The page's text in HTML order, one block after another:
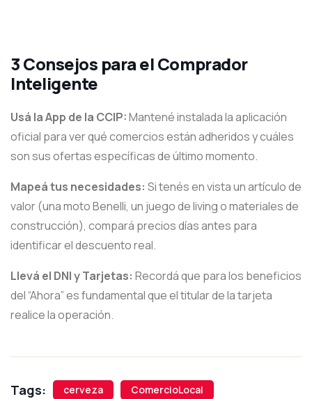
3 Consejos para el Comprador
Inteligente
Usá la App de la CCIP:Mantené instalada la aplicación
oficial para ver qué comercios están adheridos y cuáles
son sus ofertas específicas de último momento.
Mapeá tus necesidades: Si tenés en vista un artículo de
valor (una moto Benelli, un juego de living o materiales de
construcción), compará precios días antes para
identificar el descuento real.
Llevá el DNI y Tarjetas: Recordá que para los beneficios
del “Ahora” es fundamental que el titular de la tarjeta
realice la operación.
Tags: cerveza
ComercioLocal